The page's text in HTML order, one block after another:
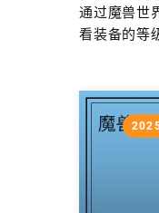
通过魔兽世
看装备的等